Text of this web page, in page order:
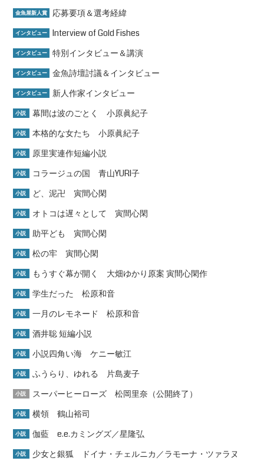
金魚屋新人賞 応募要項＆選考経緯
インタビュー Interview of Gold Fishes
インタビュー 特別インタビュー＆講演
インタビュー 金魚詩壇討議＆インタビュー
インタビュー 新人作家インタビュー
小説 幕間は波のごとく 小原眞紀子
小説 本格的な女たち 小原眞紀子
小説 原里実連作短編小説
小説 コラージュの国 青山YURI子
小説 ど、泥卍 寅間心閑
小説 オトコは遅々として 寅間心閑
小説 助平ども 寅間心閑
小説 松の牢 寅間心閑
小説 もうすぐ幕が開く 大畑ゆかり原案 寅間心閑作
小説 学生だった 松原和音
小説 一月のレモネード 松原和音
小説 酒井聡 短編小説
小説 小説四角い海 ケニー敏江
小説 ふうらり、ゆれる 片島麦子
小説 スーパーヒーローズ 松岡里奈（公開終了）
小説 横領 鶴山裕司
小説 伽藍 e.e.カミングズ／星隆弘
小説 少女と銀狐 ドイナ・チェルニカ／ラモーナ・ツァラヌ